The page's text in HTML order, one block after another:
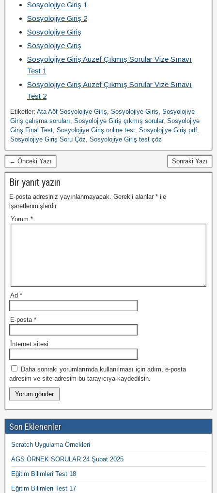
Sosyolojiye Giriş 1
Sosyolojiye Giriş 2
Sosyolojiye Giriş
Sosyolojiye Giriş
Sosyolojiye Giriş Auzef Çıkmış Sorular Vize Sınavı
Test 1
Sosyolojiye Giriş Auzef Çıkmış Sorular Vize Sınavı
Test 2
Etiketler: Ata Aöf Sosyolojiye Giriş, Sosyolojiye Giriş, Sosyolojiye
Giriş çalışma soruları, Sosyolojiye Giriş çıkmış sorular, Sosyolojiye
Giriş Final Test, Sosyolojiye Giriş online test, Sosyolojiye Giriş pdf,
Sosyolojiye Giriş Soru Çöz, Sosyolojiye Giriş test çöz
← Önceki Yazı Sonraki Yazı
Bir yanıt yazın
E-posta adresiniz yayınlanmayacak. Gerekli alanlar * ile
işaretlenmişlerdir
Yorum *
Ad *
E-posta *
İnternet sitesi
Daha sonraki yorumlarımda kullanılması için adım, e-posta
adresim ve site adresim bu tarayıcıya kaydedilsin.
Son Eklenenler
Scratch Uygulama Örnekleri
AGS ÖRNEK SORULAR 24 Şubat 2025
Eğitim Bilimleri Test 18
Eğitim Bilimleri Test 17